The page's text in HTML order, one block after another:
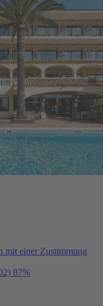
mit einer Zustimmung
87%